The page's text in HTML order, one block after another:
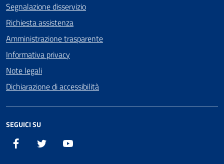
Segnalazione disservizio
Richiesta assistenza
Amministrazione trasparente
Informativa privacy
Note legali
Dichiarazione di accessibilità
SEGUICI SU
Facebook